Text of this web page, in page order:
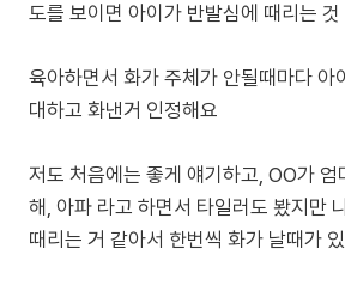
도를 보이면 아이가 반발심에 때리는
육아하면서 화가 주체가 안될때마다 아
대하고 화낸거 인정해요
저도 처음에는 좋게 얘기하고, OO가
해, 아파 라고 하면서 타일러도 봤지만
때리는 거 같아서 한번씩 화가 날때가